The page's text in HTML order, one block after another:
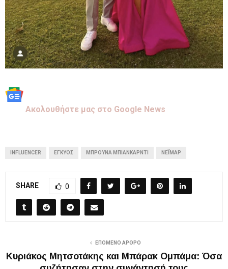
Aκολουθήστε μας στo Google News
INFLUENCER ΈΓΚΥΟΣ ΜΠΡΟΎΝΑ ΜΠΙΑΝΚΆΡΝΤΙ ΝΕΪΜΆΡ
SHARE 0
ΕΠΌΜΕΝΟ ΆΡΘΡΟ
Κυριάκος Μητσοτάκης και Μπάρακ Ομπάμα: Όσα